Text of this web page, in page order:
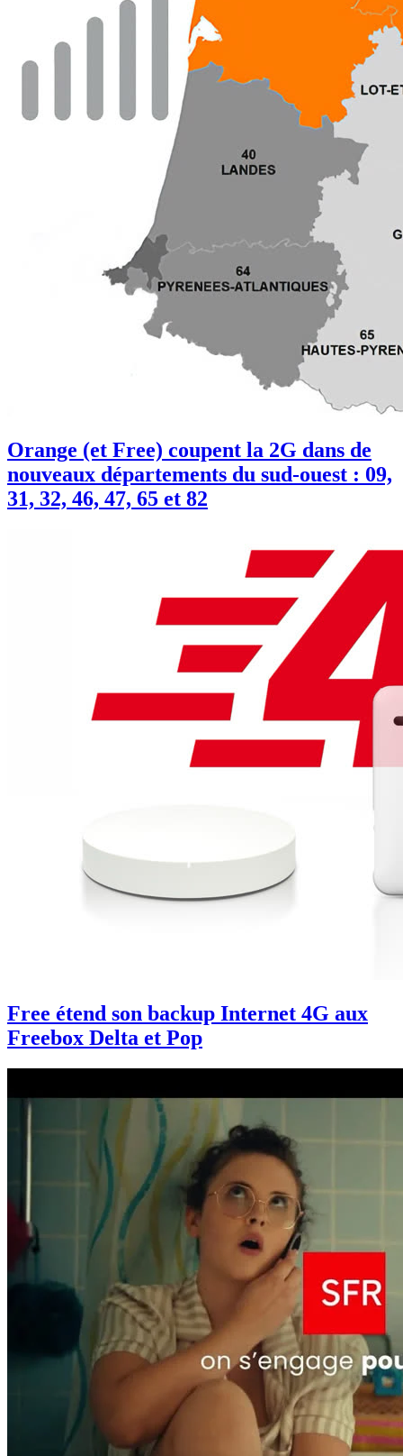
Orange (et Free) coupent la 2G dans de
nouveaux départements du sud-ouest : 09,
31, 32, 46, 47, 65 et 82
Free étend son backup Internet 4G aux
Freebox Delta et Pop